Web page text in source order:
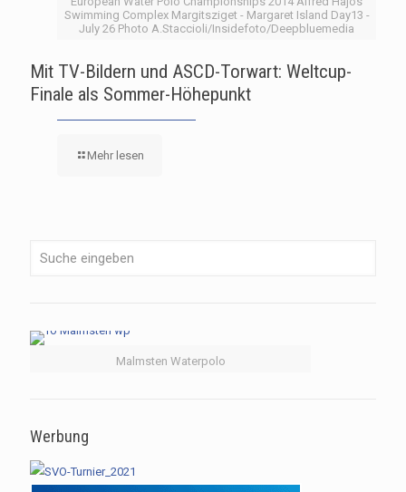
Swimming Complex Margitsziget - Margaret Island Day13 -
July 26 Photo A.Staccioli/Insidefoto/Deepbluemedia
Mit TV-Bildern und ASCD-Torwart: Weltcup-
Finale als Sommer-Höhepunkt
Mehr lesen
Malmsten Waterpolo
Werbung